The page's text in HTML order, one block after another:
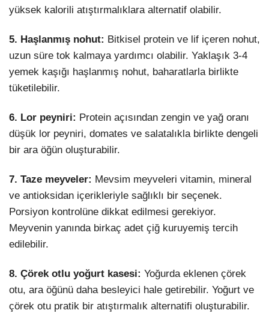
yüksek kalorili atıştırmalıklara alternatif olabilir.
5. Haşlanmış nohut: Bitkisel protein ve lif içeren nohut,
uzun süre tok kalmaya yardımcı olabilir. Yaklaşık 3-4
yemek kaşığı haşlanmış nohut, baharatlarla birlikte
tüketilebilir.
6. Lor peyniri: Protein açısından zengin ve yağ oranı
düşük lor peyniri, domates ve salatalıkla birlikte dengeli
bir ara öğün oluşturabilir.
7. Taze meyveler: Mevsim meyveleri vitamin, mineral
ve antioksidan içerikleriyle sağlıklı bir seçenek.
Porsiyon kontrolüne dikkat edilmesi gerekiyor.
Meyvenin yanında birkaç adet çiğ kuruyemiş tercih
edilebilir.
8. Çörek otlu yoğurt kasesi: Yoğurda eklenen çörek
otu, ara öğünü daha besleyici hale getirebilir. Yoğurt ve
çörek otu pratik bir atıştırmalık alternatifi oluşturabilir.